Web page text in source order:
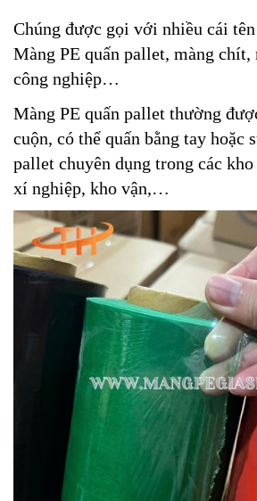
Chúng được gọi với nhiều cái
Màng PE quấn pallet, màng chít,
công nghiệp…
Màng PE quấn pallet thường
cuộn, có thể quấn bằng tay hoặc
pallet chuyên dụng trong các
xí nghiệp, kho vận,…